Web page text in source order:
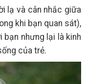
lạ và cân nhắc giữa
khi bạn quan sát),
nhưng lại là kinh
của trẻ.